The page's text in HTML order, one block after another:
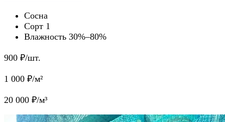
Сосна
Сорт 1
Влажность 30%–80%
900 ₽/шт.
1 000 ₽/м²
20 000 ₽/м³